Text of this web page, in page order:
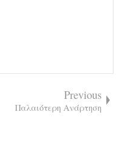
Previous
Παλαιότερη Ανάρτηση